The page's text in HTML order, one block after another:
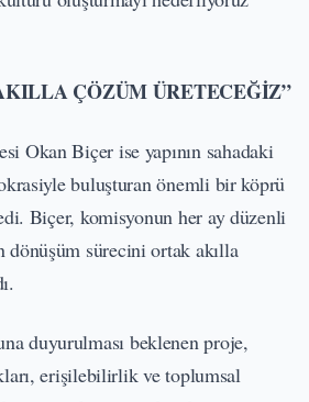
ÇÖZÜM ÜRETECEĞİZ”
Okan Biçer ise yapının sahadaki
buluşturan önemli bir köprü
Biçer, komisyonun her ay düzenli
dönüşüm sürecini ortak akılla
duyurulması beklenen proje,
erişilebilirlik ve toplumsal